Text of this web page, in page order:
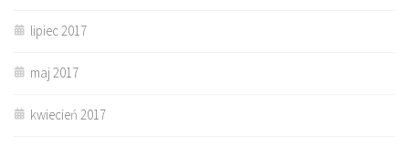
lipiec 2017
maj 2017
kwiecień 2017